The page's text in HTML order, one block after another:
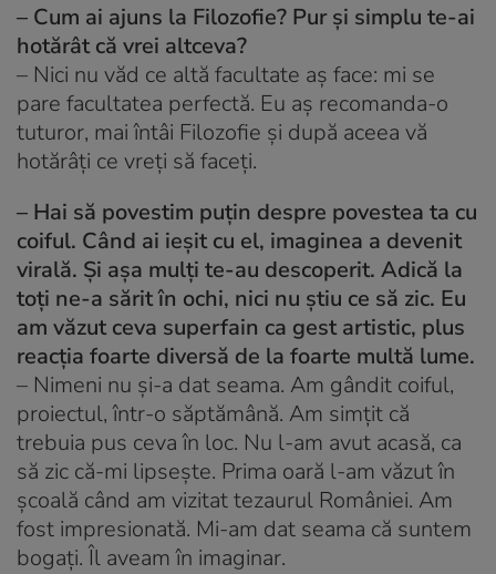
– Cum ai ajuns la Filozofie? Pur și simplu te-ai
hotărât că vrei altceva?
– Nici nu văd ce altă facultate aș face: mi se
pare facultatea perfectă. Eu aș recomanda-o
tuturor, mai întâi Filozofie și după aceea vă
hotărâți ce vreți să faceți.
– Hai să povestim puțin despre povestea ta cu
coiful. Când ai ieșit cu el, imaginea a devenit
virală. Și așa mulți te-au descoperit. Adică la
toți ne-a sărit în ochi, nici nu știu ce să zic. Eu
am văzut ceva superfain ca gest artistic, plus
reacția foarte diversă de la foarte multă lume.
– Nimeni nu și-a dat seama. Am gândit coiful,
proiectul, într-o săptămână. Am simțit că
trebuia pus ceva în loc. Nu l-am avut acasă, ca
să zic că-mi lipsește. Prima oară l-am văzut în
școală când am vizitat tezaurul României. Am
fost impresionată. Mi-am dat seama că suntem
bogați. Îl aveam în imaginar.